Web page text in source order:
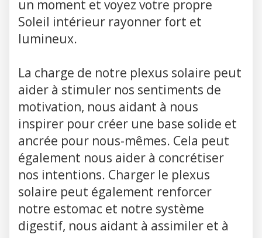
un moment et voyez votre propre
Soleil intérieur rayonner fort et
lumineux.
La charge de notre plexus solaire peut
aider à stimuler nos sentiments de
motivation, nous aidant à nous
inspirer pour créer une base solide et
ancrée pour nous-mêmes. Cela peut
également nous aider à concrétiser
nos intentions. Charger le plexus
solaire peut également renforcer
notre estomac et notre système
digestif, nous aidant à assimiler et à